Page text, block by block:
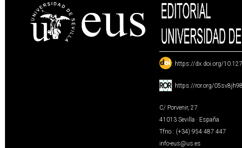
: https://dx.doi.org/
: https://ror.org/05sv8jh98
C/ Porvenir, 27
41013 Sevilla · España
Tfno.: (+34) 954 487 447
info-eus@us.es